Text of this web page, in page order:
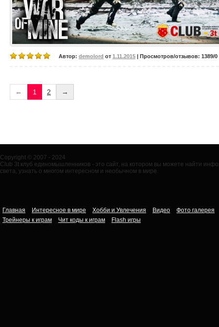
Автор: demolord от 1.11.2015 | Просмотров/отзывов: 1389/0
← 1 2 →
Copyright © 2007 - 2024
Club 3t клуб единомышленников - это сайт, на котором вы можете найти
света, узнать о многом интересном и необычном в мире.
Главная Интересное в мире Хобби и Увлечения Видео
Фото галерея
Трейнеры к играм
Чит коды к играм Flash игры